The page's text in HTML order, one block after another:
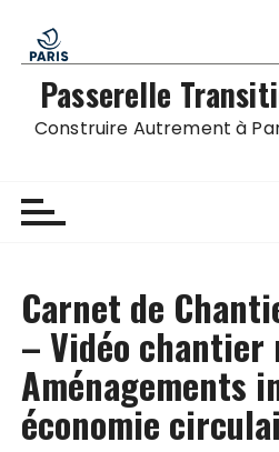
Passerelle
Construire Autrement à
Carnet de
– Vidéo chantier
Aménagements
économie